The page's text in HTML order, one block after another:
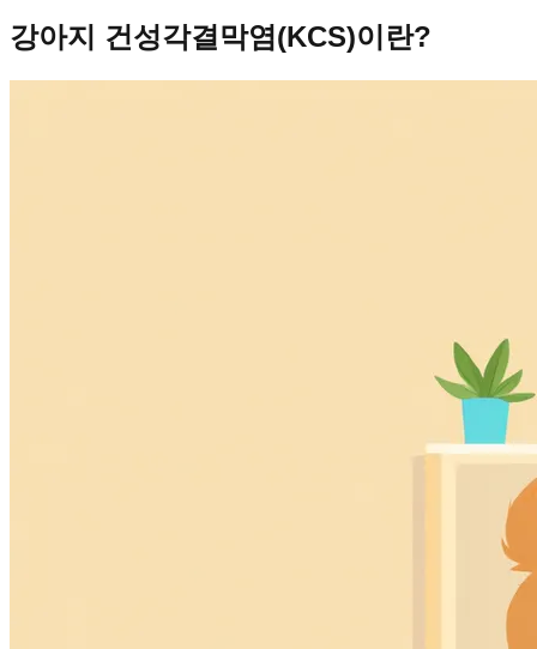
강아지 건성각결막염(KCS)이란?